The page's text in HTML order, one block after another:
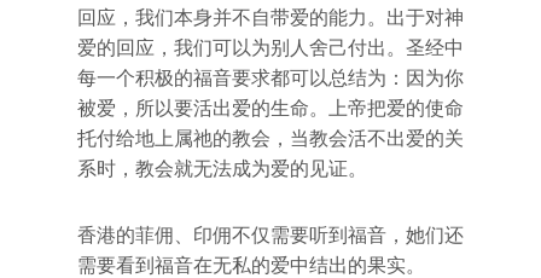
回应，我们本身并不自带爱的能力。出于对神
爱的回应，我们可以为别人舍己付出。圣经中
每一个积极的福音要求都可以总结为：因为你
被爱，所以要活出爱的生命。上帝把爱的使命
托付给地上属祂的教会，当教会活不出爱的关
系时，教会就无法成为爱的见证。
香港的菲佣、印佣不仅需要听到福音，她们还
需要看到福音在无私的爱中结出的果实。